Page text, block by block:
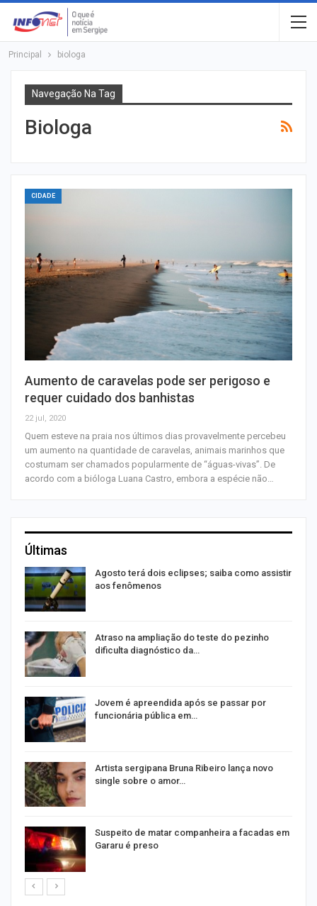
Principal biologa
Navegação Na Tag
Biologa
CIDADE
Aumento de caravelas pode ser perigoso e
requer cuidado dos banhistas
22 jul, 2020
Quem esteve na praia nos últimos dias provavelmente percebeu
um aumento na quantidade de caravelas, animais marinhos que
costumam ser chamados popularmente de “águas-vivas”. De
acordo com a bióloga Luana Castro, embora a espécie não…
Últimas
Agosto terá dois eclipses; saiba como assistir
aos fenômenos
Atraso na ampliação do teste do pezinho
dificulta diagnóstico da…
Jovem é apreendida após se passar por
funcionária pública em…
Artista sergipana Bruna Ribeiro lança novo
single sobre o amor…
Suspeito de matar companheira a facadas em
Gararu é preso